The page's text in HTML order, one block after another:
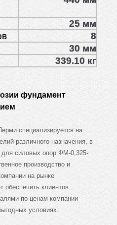
25 мм
8
30 мм
339.10 кг
фундамент
специализируется на
различного назначения, в
силовых опор ФМ-0,325-
производство и
на рынке
обеспечить клиентов
по ценам компании-
условиях.